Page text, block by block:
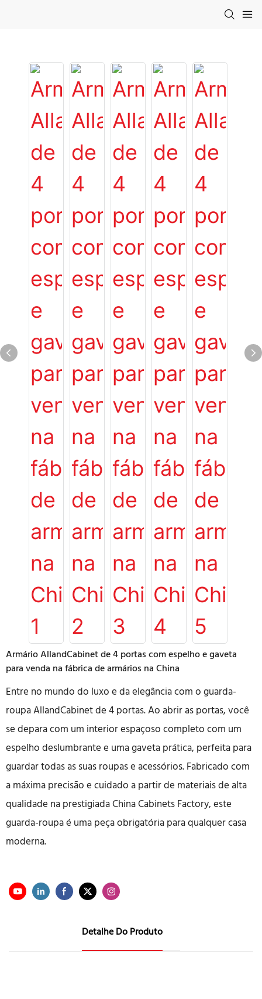
Armário AllandCabinet de 4 portas com espelho e gaveta
para venda na fábrica de armários na China
Entre no mundo do luxo e da elegância com o guarda-
roupa AllandCabinet de 4 portas. Ao abrir as portas, você
se depara com um interior espaçoso completo com um
espelho deslumbrante e uma gaveta prática, perfeita para
guardar todas as suas roupas e acessórios. Fabricado com
a máxima precisão e cuidado a partir de materiais de alta
qualidade na prestigiada China Cabinets Factory, este
guarda-roupa é uma peça obrigatória para qualquer casa
moderna.
Detalhe Do Produto